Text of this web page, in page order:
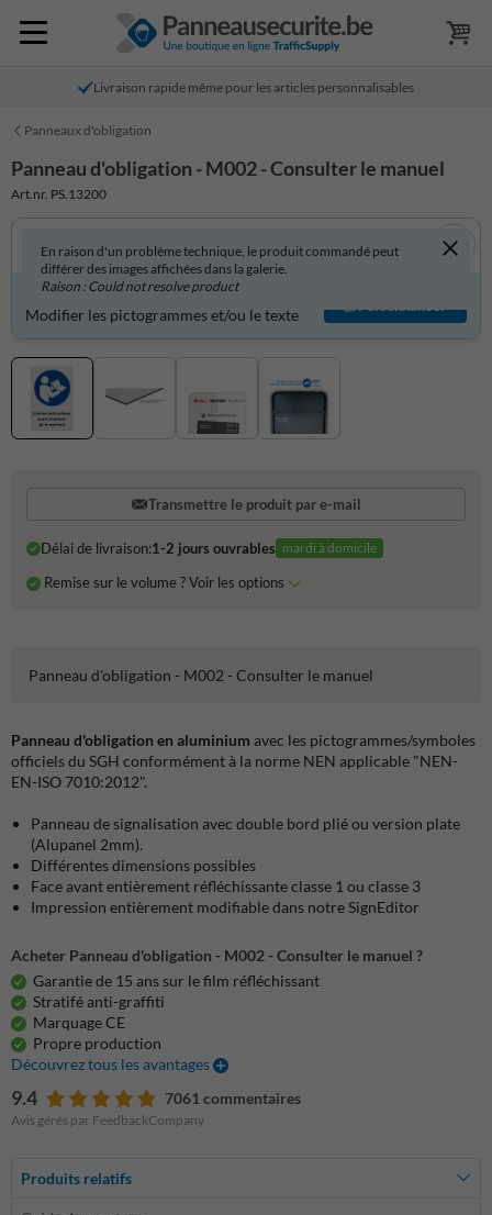
Livraison rapide même pour les articles personnalisables
Panneaux d'obligation
Panneau d'obligation - M002 - Consulter le manuel
Art.nr. PS.13200
En raison d'un problème technique, le produit commandé peut
différer des images affichées dans la galerie.
Raison : Could not resolve product
Produit personnalisable ?
Modifier les pictogrammes et/ou le texte
Personnaliser
Transmettre le produit par e-mail
Délai de livraison:1-2 jours ouvrables mardi à domicile
Remise sur le volume ? Voir les options
Panneau d'obligation - M002 - Consulter le manuel
Panneau d'obligation en aluminium avec les pictogrammes/symboles
officiels du SGH conformément à la norme NEN applicable "NEN-
EN-ISO 7010:2012".
Panneau de signalisation avec double bord plié ou version plate
(Alupanel 2mm).
Différentes dimensions possibles
Face avant entièrement réfléchissante classe 1 ou classe 3
Impression entièrement modifiable dans notre SignEditor
Acheter Panneau d'obligation - M002 - Consulter le manuel ?
Garantie de 15 ans sur le film réfléchissant
Stratifé anti-graffiti
Marquage CE
Propre production
Découvrez tous les avantages
9.4 7061 commentaires
Avis gérés par FeedbackCompany
Produits relatifs